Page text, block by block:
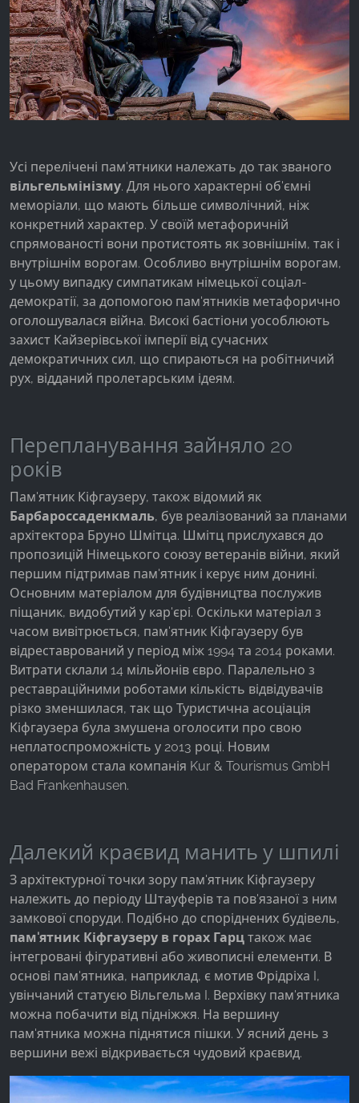
Усі перелічені пам'ятники належать до так званого
вільгельмінізму. Для нього характерні об'ємні
меморіали, що мають більше символічний, ніж
конкретний характер. У своїй метафоричній
спрямованості вони протистоять як зовнішнім, так і
внутрішнім ворогам. Особливо внутрішнім ворогам,
у цьому випадку симпатикам німецької соціал-
демократії, за допомогою пам'ятників метафорично
оголошувалася війна. Високі бастіони уособлюють
захист Кайзерівської імперії від сучасних
демократичних сил, що спираються на робітничий
рух, відданий пролетарським ідеям.
Перепланування зайняло 20
років
Пам'ятник Кіфгаузеру, також відомий як
Барбароссаденкмаль, був реалізований за планами
архітектора Бруно Шмітца. Шмітц прислухався до
пропозицій Німецького союзу ветеранів війни, який
першим підтримав пам'ятник і керує ним донині.
Основним матеріалом для будівництва послужив
піщаник, видобутий у кар'єрі. Оскільки матеріал з
часом вивітрюється, пам'ятник Кіфгаузеру був
відреставрований у період між 1994 та 2014 роками.
Витрати склали 14 мільйонів євро. Паралельно з
реставраційними роботами кількість відвідувачів
різко зменшилася, так що Туристична асоціація
Кіфгаузера була змушена оголосити про свою
неплатоспроможність у 2013 році. Новим
оператором стала компанія Kur & Tourismus GmbH
Bad Frankenhausen.
Далекий краєвид манить у шпилі
З архітектурної точки зору пам'ятник Кіфгаузеру
належить до періоду Штауферів та пов'язаної з ним
замкової споруди. Подібно до споріднених будівель,
пам'ятник Кіфгаузеру в горах Гарц також має
інтегровані фігуративні або живописні елементи. В
основі пам'ятника, наприклад, є мотив Фрідріха I,
увінчаний статуєю Вільгельма I. Верхівку пам'ятника
можна побачити від підніжжя. На вершину
пам'ятника можна піднятися пішки. У ясний день з
вершини вежі відкривається чудовий краєвид.